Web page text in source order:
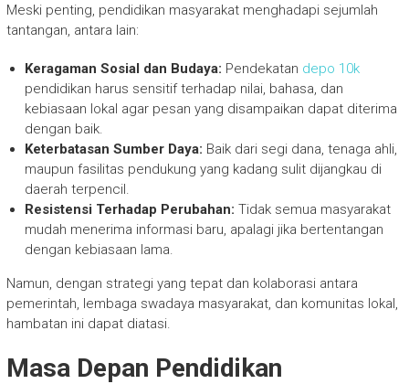
Meski penting, pendidikan masyarakat menghadapi sejumlah
tantangan, antara lain:
Keragaman Sosial dan Budaya: Pendekatan depo 10k
pendidikan harus sensitif terhadap nilai, bahasa, dan
kebiasaan lokal agar pesan yang disampaikan dapat diterima
dengan baik.
Keterbatasan Sumber Daya: Baik dari segi dana, tenaga ahli,
maupun fasilitas pendukung yang kadang sulit dijangkau di
daerah terpencil.
Resistensi Terhadap Perubahan: Tidak semua masyarakat
mudah menerima informasi baru, apalagi jika bertentangan
dengan kebiasaan lama.
Namun, dengan strategi yang tepat dan kolaborasi antara
pemerintah, lembaga swadaya masyarakat, dan komunitas lokal,
hambatan ini dapat diatasi.
Masa Depan Pendidikan